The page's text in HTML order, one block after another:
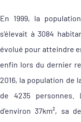
En 1999, la
s'élevait à 3084
évolué pour atteindre
enfin lors du dernier
2016, la population de
de 4235
d'environ 37km², sa